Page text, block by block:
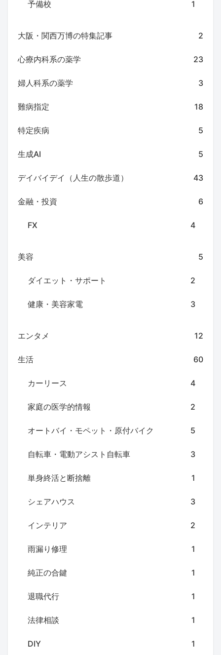
予備校 1
大阪・関西万博の特集記事 2
心療内科系の薬学 23
婦人科系の薬学 3
難病指定 18
特定疾病 5
生成AI 5
デイバイデイ（人生の散歩道） 43
金融・投資 6
FX 4
美容 5
ダイエット・サポート 2
健康・美容家電 3
エンタメ 12
生活 60
カーリース 4
家庭の医学的情報 2
オートバイ・モペット・原付バイク 5
自転車・電動アシスト自転車 3
単身終活と断捨離 1
シェアハウス 3
インテリア 2
雨漏り修理 1
純正の合鍵 1
退職代行 1
法律相談 1
DIY 1